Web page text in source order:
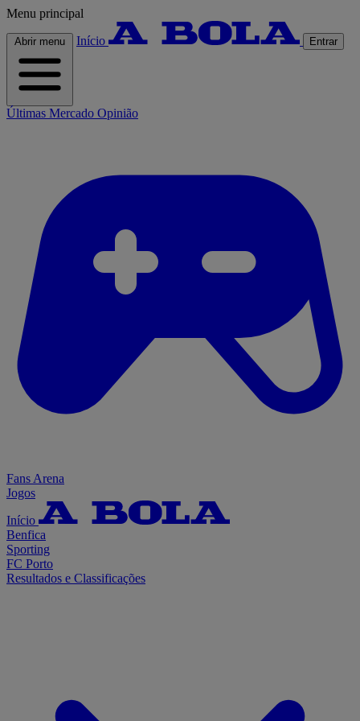
Menu principal
Abrir menu Início Entrar
Últimas Mercado Opinião
Fans Arena
Jogos
Início
Benfica
Sporting
FC Porto
Resultados e Classificações